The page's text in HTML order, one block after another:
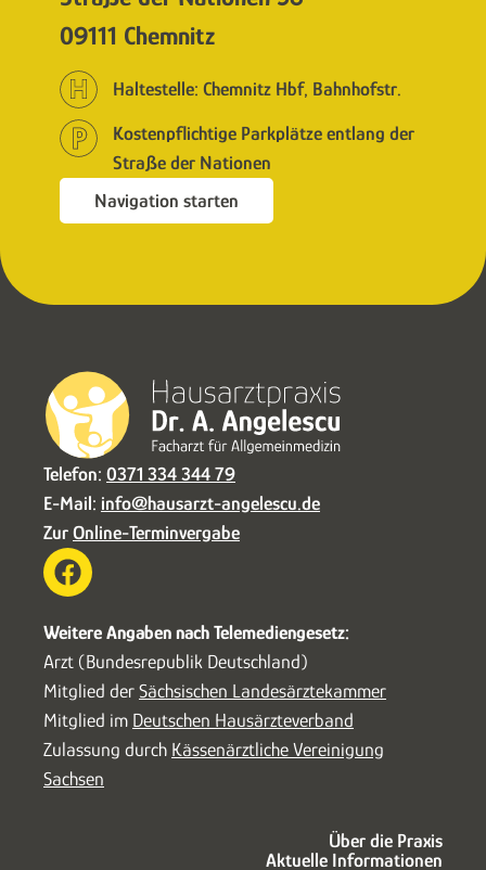
09111 Chemnitz
Haltestelle: Chemnitz Hbf, Bahnhofstr.
Kostenpflichtige Parkplätze entlang der
Straße der Nationen
Navigation starten
Telefon: 0371 334 344 79
E-Mail: info@hausarzt-angelescu.de
Zur Online-Terminvergabe
Weitere Angaben nach Telemediengesetz:
Arzt (Bundesrepublik Deutschland)
Mitglied der Sächsischen Landesärztekammer
Mitglied im Deutschen Hausärzteverband
Zulassung durch Kässenärztliche Vereinigung
Sachsen
Über die Praxis
Aktuelle Informationen